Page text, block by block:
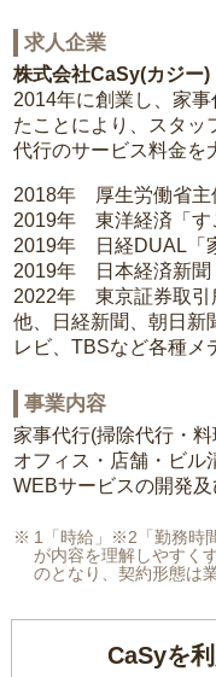
求人企業
株式会社CaSy(カジー)
2014年に創業し、家
たことにより、スタッ
代行のサービス料金を
2018年 厚生労働省主
2019年 東洋経済「す
2019年 日経DUAL「
2019年 日本経済新聞
2022年 東京証券取引
他、日経新聞、朝日新
レビ、TBSなど各種メ
事業内容
家事代行(掃除代行・
オフィス・店舗・ビル
WEBサービスの開発及
1「時給」※2「勤務時
が内容を理解しやすく
のとなり、契約形態は
CaSyを